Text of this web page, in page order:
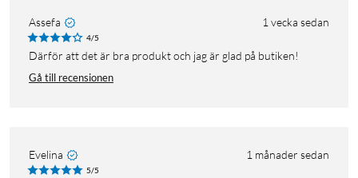
Assefa 1 vecka sedan
4/5
Därför att det är bra produkt och jag är glad på butiken!
Gå till recensionen
Evelina 1 månader sedan
5/5